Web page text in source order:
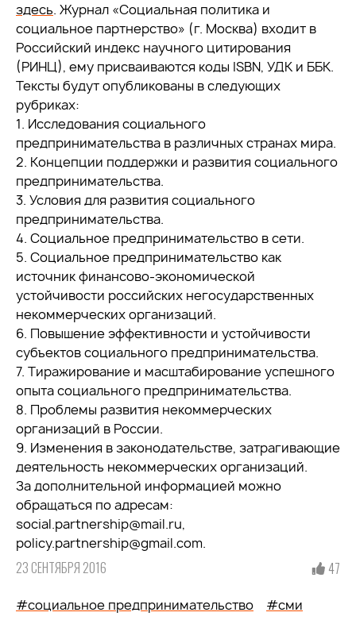
здесь. Журнал «Социальная политика и
социальное партнерство» (г. Москва) входит в
Российский индекс научного цитирования
(РИНЦ), ему присваиваются коды ISBN, УДК и ББК.
Тексты будут опубликованы в следующих
рубриках:
1. Исследования социального
предпринимательства в различных странах мира.
2. Концепции поддержки и развития социального
предпринимательства.
3. Условия для развития социального
предпринимательства.
4. Социальное предпринимательство в сети.
5. Социальное предпринимательство как
источник финансово-экономической
устойчивости российских негосударственных
некоммерческих организаций.
6. Повышение эффективности и устойчивости
субъектов социального предпринимательства.
7. Тиражирование и масштабирование успешного
опыта социального предпринимательства.
8. Проблемы развития некоммерческих
организаций в России.
9. Изменения в законодательстве, затрагивающие
деятельность некоммерческих организаций.
За дополнительной информацией можно
обращаться по адресам:
social.partnership@mail.ru,
policy.partnership@gmail.com.
23 СЕНТЯБРЯ 2016 47
#социальное предпринимательство #сми